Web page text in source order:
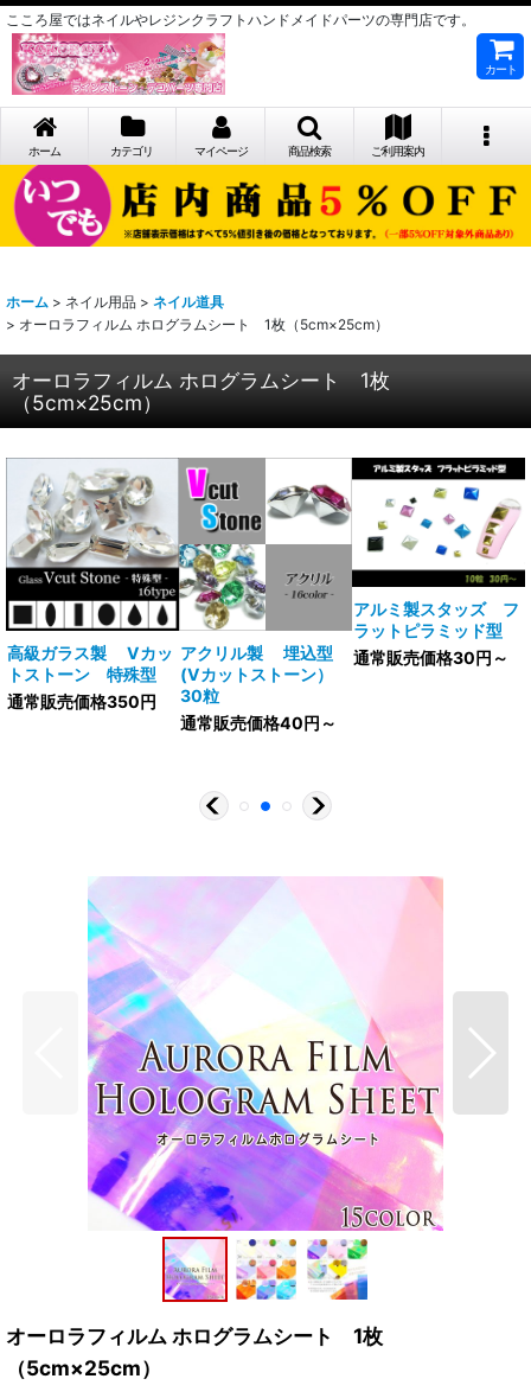
こころ屋ではネイルやレジンクラフトハンドメイドパーツの専門店です。
カート
ホーム カテゴリ マイページ 商品検索 ご利用案内
ホーム > ネイル用品 > ネイル道具
> オーロラフィルム ホログラムシート 1枚（5cm×25cm）
オーロラフィルム ホログラムシート 1枚
（5cm×25cm）
高級ガラス製 Vカッ
トストーン 特殊型
通常販売価格350円
アクリル製 埋込型
(Vカットストーン）
30粒
通常販売価格40円～
アルミ製スタッズ フ
ラットピラミッド型
通常販売価格30円～
オーロラフィルム ホログラムシート 1枚
（5cm×25cm）